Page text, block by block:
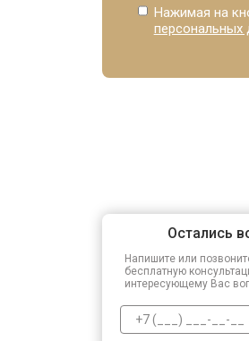
Нажимая на
персональных
Остались
Напишите или
бесплатную
интересующему Вас